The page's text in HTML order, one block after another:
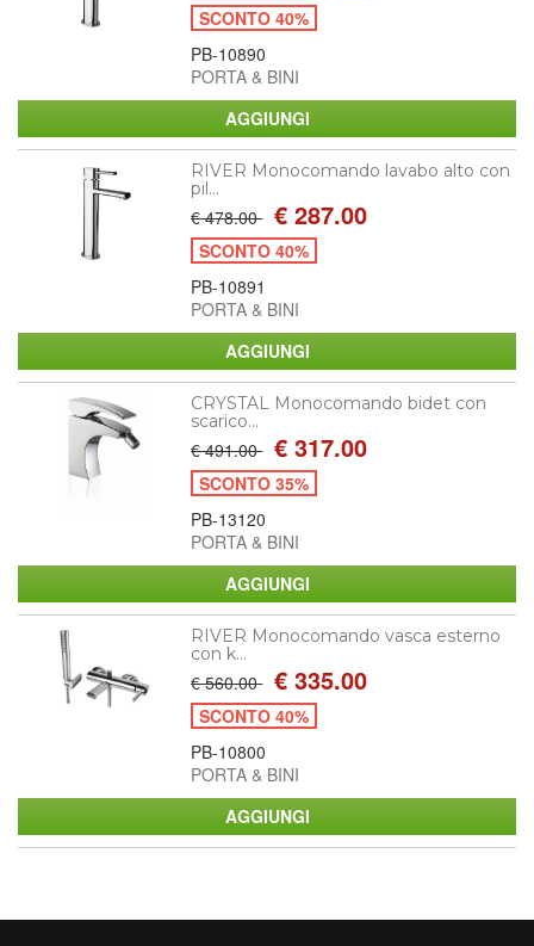
SCONTO 40%
PB-10890
PORTA & BINI
RIVER Monocomando lavabo alto con
pil...
€ 478.00 € 287.00
SCONTO 40%
PB-10891
PORTA & BINI
CRYSTAL Monocomando bidet con
scarico...
€ 491.00 € 317.00
SCONTO 35%
PB-13120
PORTA & BINI
RIVER Monocomando vasca esterno
con k...
€ 560.00 € 335.00
SCONTO 40%
PB-10800
PORTA & BINI